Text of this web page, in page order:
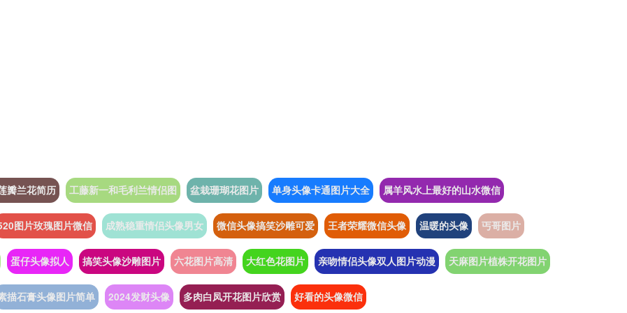
瓣兰花简历 工藤新一和毛利兰情侣图 盆栽珊瑚花图片 单身头像卡通图片大全 属羊风水上最好的山水微信
图片玫瑰图片微信 成熟稳重情侣头像男女 微信头像搞笑沙雕可爱 王者荣耀微信头像 温暖的头像 丐哥图片
蛋仔头像拟人 搞笑头像沙雕图片 六花图片高清 大红色花图片 亲吻情侣头像双人图片动漫 天麻图片植株开花图片
描石膏头像图片简单 2024发财头像 多肉白凤开花图片欣赏 好看的头像微信